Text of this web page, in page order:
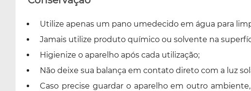
Utilize apenas um pano umedecido em água para
Jamais utilize produto químico ou solvente na
Higienize o aparelho após cada utilização;
Não deixe sua balança em contato direto com a luz
Caso precise guardar o aparelho em outro